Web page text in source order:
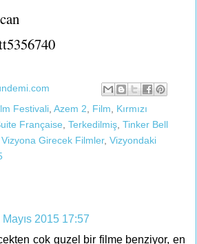
Festivali Azem 2 Film
Kırmızı
Française Terkedilmiş Tinker Bell
Vizyona Girecek Filmler, Vizyondaki
Mayıs 2015 17:57
cok guzel bir filme benziyor, en